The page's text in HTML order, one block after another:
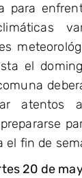
para
el
atentos
el fin de
20 de